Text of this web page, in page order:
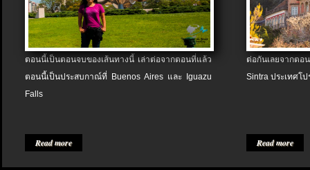
ตอนนี้เป็นตอนจบของเส้นทางนี้ เล่าต่อจากตอนที่แล้ว
ตอนนี้เป็นประสบกาณ์ที่ Buenos Aires และ Iguazu
Falls
Read more
ต่อกันเลยจากต
Sintra ประเทศโป
Read more